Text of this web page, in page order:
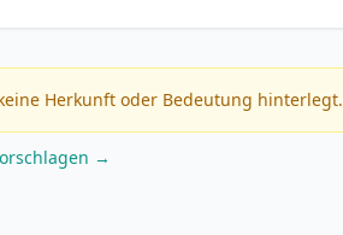
Herkunft oder Bedeutung hinterlegt.
→